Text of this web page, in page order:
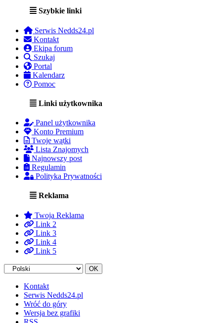
Szybkie linki
Serwis Nedds24.pl
Kontakt
Ekipa forum
Szukaj
Portal
Kalendarz
Pomoc
Linki użytkownika
Panel użytkownika
Konto Premium
Twoje wątki
Lista Znajomych
Najnowszy post
Regulamin
Polityka Prywatności
Reklama
Twoja Reklama
Link 2
Link 3
Link 4
Link 5
Kontakt
Serwis Nedds24.pl
Wróć do góry
Wersja bez grafiki